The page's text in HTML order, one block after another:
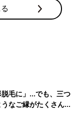
毛に」…でも、三つ
なご縁がたくさん！